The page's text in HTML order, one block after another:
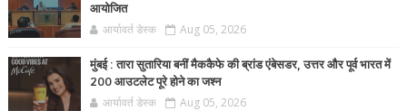
आयोजित
आर्यावर्त डेस्क Aug 05, 2026
मुंबई : तारा सुतारिया बनीं मैककैफे की ब्रांड एंबेसडर, उत्तर और पूर्व भारत में
200 आउटलेट पूरे होने का जश्न
आर्यावर्त डेस्क Aug 05, 2026